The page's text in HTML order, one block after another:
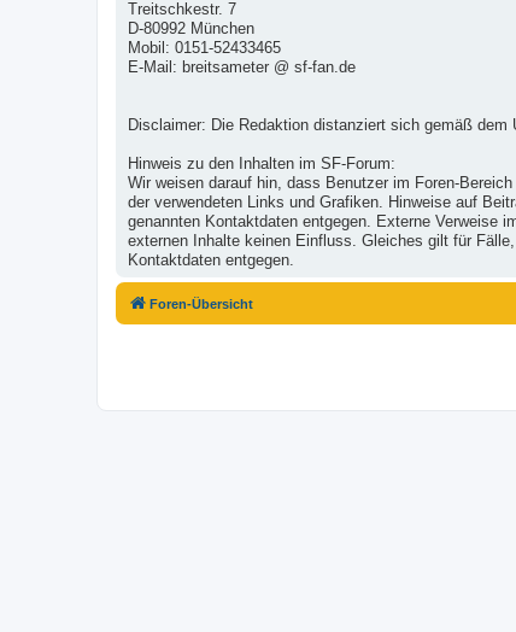
Treitschkestr. 7
D-80992 München
Mobil: 0151-52433465
E-Mail: breitsameter @ sf-fan.de
Disclaimer: Die Redaktion distanziert sich gemäß
Hinweis zu den Inhalten im SF-Forum:
Wir weisen darauf hin, dass Benutzer im Foren-
der verwendeten Links und Grafiken. Hinweise auf
genannten Kontaktdaten entgegen. Externe Verweise
externen Inhalte keinen Einfluss. Gleiches gilt für
Kontaktdaten entgegen.
Foren-Übersicht